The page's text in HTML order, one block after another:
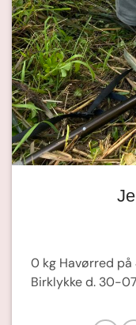
0 kg Havørred
Birklykke d. 30-